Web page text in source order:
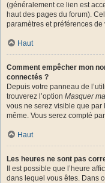
(généralement ce lien est
haut des pages du forum).
paramètres et préférences de
Haut
Comment empêcher mon
connectés ?
Depuis votre panneau de
trouverez l’option Masquer
vous ne serez visible que par
même. Vous serez compté
Haut
Les heures ne sont pas
Il est possible que l’heure
dans lequel vous êtes. Dans